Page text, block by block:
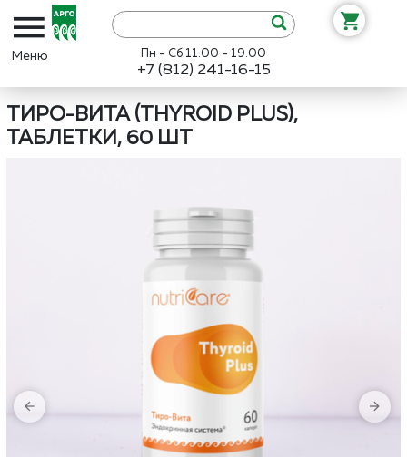
Пн - Сб 11.00 - 19.00
+7 (812) 241-16-15
ТИРО-ВИТА (THYROID PLUS),
ТАБЛЕТКИ, 60 ШТ